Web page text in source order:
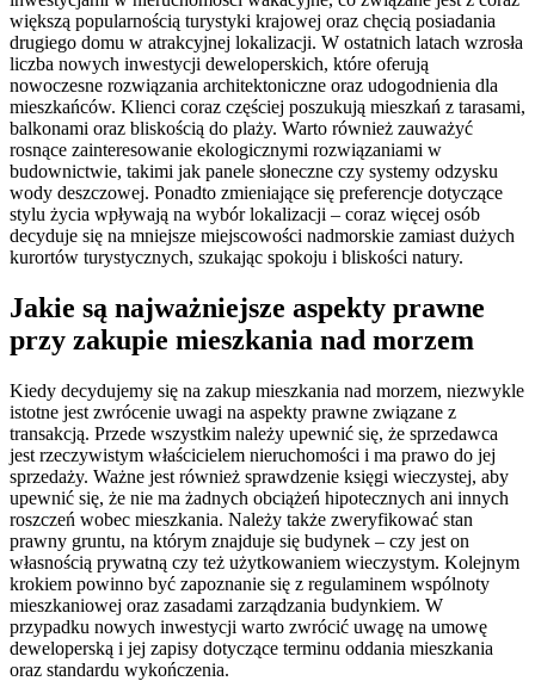
większą popularnością turystyki krajowej oraz chęcią posiadania
drugiego domu w atrakcyjnej lokalizacji. W ostatnich latach wzrosła
liczba nowych inwestycji deweloperskich, które oferują
nowoczesne rozwiązania architektoniczne oraz udogodnienia dla
mieszkańców. Klienci coraz częściej poszukują mieszkań z tarasami,
balkonami oraz bliskością do plaży. Warto również zauważyć
rosnące zainteresowanie ekologicznymi rozwiązaniami w
budownictwie, takimi jak panele słoneczne czy systemy odzysku
wody deszczowej. Ponadto zmieniające się preferencje dotyczące
stylu życia wpływają na wybór lokalizacji – coraz więcej osób
decyduje się na mniejsze miejscowości nadmorskie zamiast dużych
kurortów turystycznych, szukając spokoju i bliskości natury.
Jakie są najważniejsze aspekty prawne
przy zakupie mieszkania nad morzem
Kiedy decydujemy się na zakup mieszkania nad morzem, niezwykle
istotne jest zwrócenie uwagi na aspekty prawne związane z
transakcją. Przede wszystkim należy upewnić się, że sprzedawca
jest rzeczywistym właścicielem nieruchomości i ma prawo do jej
sprzedaży. Ważne jest również sprawdzenie księgi wieczystej, aby
upewnić się, że nie ma żadnych obciążeń hipotecznych ani innych
roszczeń wobec mieszkania. Należy także zweryfikować stan
prawny gruntu, na którym znajduje się budynek – czy jest on
własnością prywatną czy też użytkowaniem wieczystym. Kolejnym
krokiem powinno być zapoznanie się z regulaminem wspólnoty
mieszkaniowej oraz zasadami zarządzania budynkiem. W
przypadku nowych inwestycji warto zwrócić uwagę na umowę
deweloperską i jej zapisy dotyczące terminu oddania mieszkania
oraz standardu wykończenia.